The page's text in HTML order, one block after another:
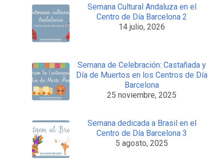
Semana Cultural Andaluza en el
Centro de Día Barcelona 2
14 julio, 2026
Semana de Celebración: Castañada y
Día de Muertos en los Centros de Día
Barcelona
25 noviembre, 2025
Semana dedicada a Brasil en el
Centro de Día Barcelona 3
5 agosto, 2025